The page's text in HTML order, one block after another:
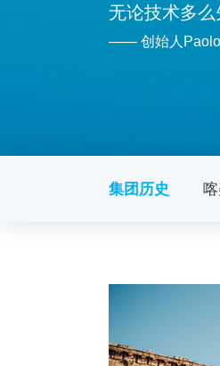
无论技术多么
—— 创始人Paolo
集团历史